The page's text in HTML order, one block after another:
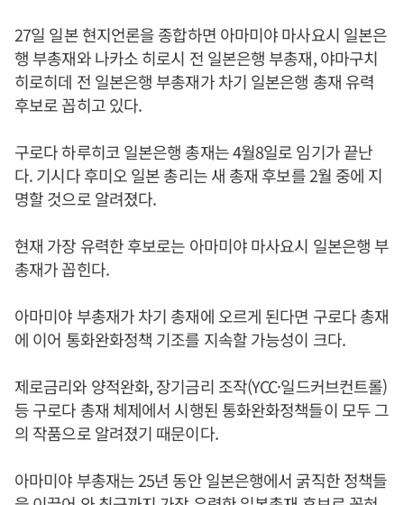
27일 일본 현지언론을 종합하면 아마미야 마사요시 일본은
행 부총재와 나카소 히로시 전 일본은행 부총재, 야마구치
히로히데 전 일본은행 부총재가 차기 일본은행 총재 유력
후보로 꼽히고 있다.
구로다 하루히코 일본은행 총재는 4월8일로 임기가 끝난
다. 기시다 후미오 일본 총리는 새 총재 후보를 2월 중에 지
명할 것으로 알려졌다.
현재 가장 유력한 후보로는 아마미야 마사요시 일본은행 부
총재가 꼽힌다.
아마미야 부총재가 차기 총재에 오르게 된다면 구로다 총재
에 이어 통화완화정책 기조를 지속할 가능성이 크다.
제로금리와 양적완화, 장기금리 조작(YCC·일드커브컨트롤)
등 구로다 총재 체제에서 시행된 통화완화정책들이 모두 그
의 작품으로 알려졌기 때문이다.
아마미야 부총재는 25년 동안 일본은행에서 굵직한 정책들